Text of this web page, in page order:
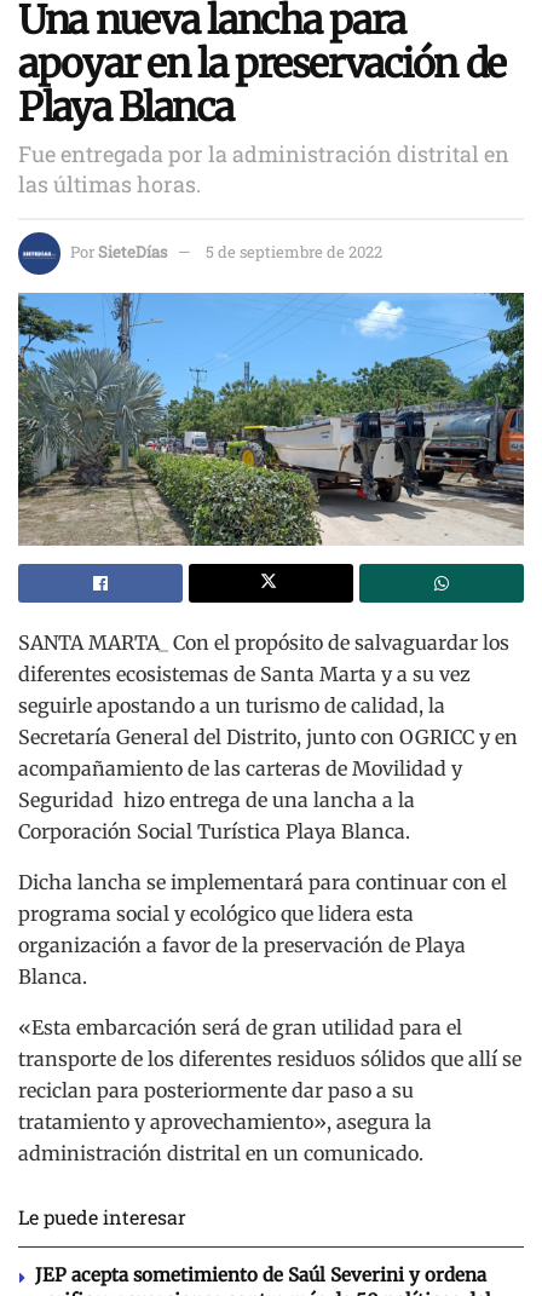
Una nueva lancha para
apoyar en la preservación de
Playa Blanca
Fue entregada por la administración distrital en
las últimas horas.
PorSieteDías 5 de septiembre de 2022
SANTA MARTA_ Con el propósito de salvaguardar los
diferentes ecosistemas de Santa Marta y a su vez
seguirle apostando a un turismo de calidad, la
Secretaría General del Distrito, junto con OGRICC y en
acompañamiento de las carteras de Movilidad y
Seguridad hizo entrega de una lancha a la
Corporación Social Turística Playa Blanca.
Dicha lancha se implementará para continuar con el
programa social y ecológico que lidera esta
organización a favor de la preservación de Playa
Blanca.
«Esta embarcación será de gran utilidad para el
transporte de los diferentes residuos sólidos que allí se
reciclan para posteriormente dar paso a su
tratamiento y aprovechamiento», asegura la
administración distrital en un comunicado.
Le puede interesar
JEP acepta sometimiento de Saúl Severini y ordena